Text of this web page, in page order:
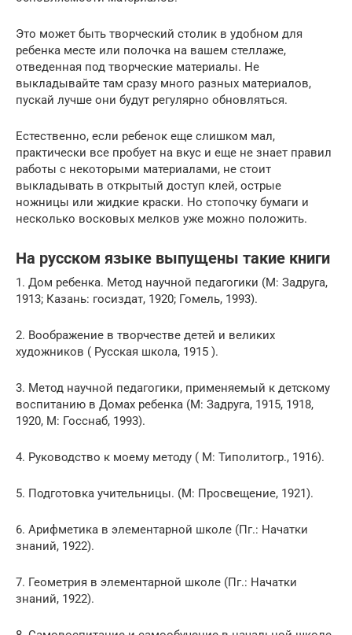
Это может быть творческий столик в удобном для
ребенка месте или полочка на вашем стеллаже,
отведенная под творческие материалы. Не
выкладывайте там сразу много разных материалов,
пускай лучше они будут регулярно обновляться.
Естественно, если ребенок еще слишком мал,
практически все пробует на вкус и еще не знает правил
работы с некоторыми материалами, не стоит
выкладывать в открытый доступ клей, острые
ножницы или жидкие краски. Но стопочку бумаги и
несколько восковых мелков уже можно положить.
На русском языке выпущены такие книги
1. Дом ребенка. Метод научной педагогики (М: Задруга,
1913; Казань: госиздат, 1920; Гомель, 1993).
2. Воображение в творчестве детей и великих
художников ( Русская школа, 1915 ).
3. Метод научной педагогики, применяемый к детскому
воспитанию в Домах ребенка (М: Задруга, 1915, 1918,
1920, М: Госснаб, 1993).
4. Руководство к моему методу ( М: Типолитогр., 1916).
5. Подготовка учительницы. (М: Просвещение, 1921).
6. Арифметика в элементарной школе (Пг.: Начатки
знаний, 1922).
7. Геометрия в элементарной школе (Пг.: Начатки
знаний, 1922).